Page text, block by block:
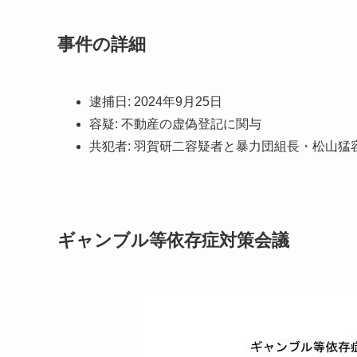
事件の詳細
逮捕日: 2024年9月25日
容疑: 不動産の虚偽登記に関与
共犯者: 羽賀研二容疑者と暴力団組長・松山猛
ギャンブル等依存症対策会議